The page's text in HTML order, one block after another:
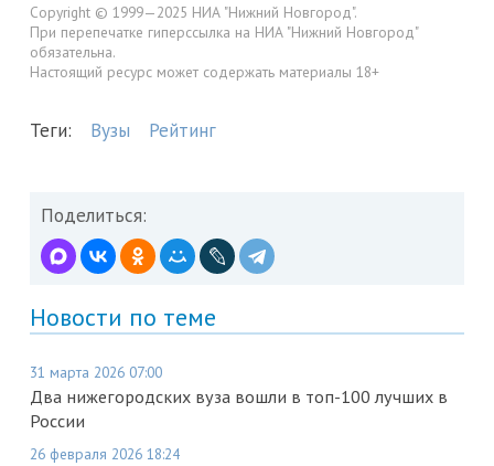
Copyright © 1999—2025 НИА "Нижний Новгород".
При перепечатке гиперссылка на НИА "Нижний Новгород"
обязательна.
Настоящий ресурс может содержать материалы 18+
Теги: Вузы Рейтинг
Поделиться:
Новости по теме
31 марта 2026 07:00
Два нижегородских вуза вошли в топ-100 лучших в
России
26 февраля 2026 18:24